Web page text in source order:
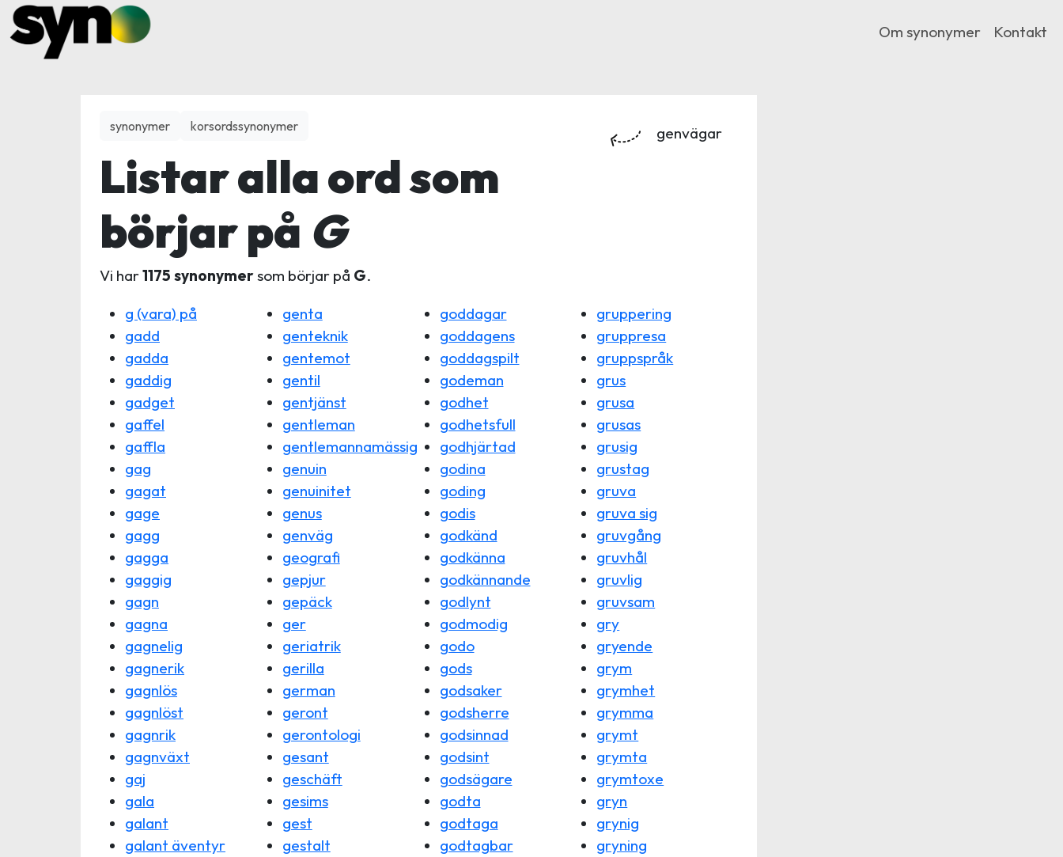
Om synonymer Kontakt
genvägar
synonymer korsordssynonymer
Listar alla ord som
börjar på G
Vi har1175 synonymersom börjar på G.
g (vara) på
gadd
gadda
gaddig
gadget
gaffel
gaffla
gag
gagat
gage
gagg
gagga
gaggig
gagn
gagna
gagnelig
gagnerik
gagnlös
gagnlöst
gagnrik
gagnväxt
gaj
gala
galant
galant äventyr
genta
genteknik
gentemot
gentil
gentjänst
gentleman
gentlemannamässig
genuin
genuinitet
genus
genväg
geografi
gepjur
gepäck
ger
geriatrik
gerilla
german
geront
gerontologi
gesant
geschäft
gesims
gest
gestalt
goddagar
goddagens
goddagspilt
godeman
godhet
godhetsfull
godhjärtad
godina
goding
godis
godkänd
godkänna
godkännande
godlynt
godmodig
godo
gods
godsaker
godsherre
godsinnad
godsint
godsägare
godta
godtaga
godtagbar
gruppering
gruppresa
gruppspråk
grus
grusa
grusas
grusig
grustag
gruva
gruva sig
gruvgång
gruvhål
gruvlig
gruvsam
gry
gryende
grym
grymhet
grymma
grymt
grymta
grymtoxe
gryn
grynig
gryning